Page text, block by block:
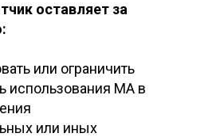
оставляет за
или ограничить
использования МА в
или иных